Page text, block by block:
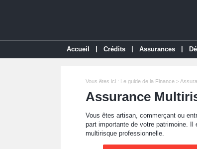
Accueil Crédits Assurances
Vous êtes ici : Le guide de la Finance >
Assurance
Vous êtes artisan, commerçant ou
part importante de votre patrimoine.
multirisque professionnelle.